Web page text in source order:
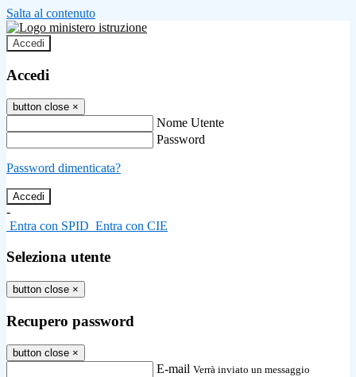
Salta al contenuto
Accedi
Accedi
button close ×
Nome Utente
Password
Password dimenticata?
-
Entra con SPID Entra con CIE
Seleziona utente
button close ×
Recupero password
button close ×
E-mail Verrà inviato un messaggio